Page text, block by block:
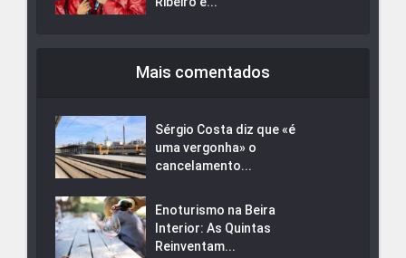
Mais comentados
Sérgio Costa diz que «é
uma vergonha» o
cancelamento...
Enoturismo na Beira
Interior: As Quintas
Reinventam...